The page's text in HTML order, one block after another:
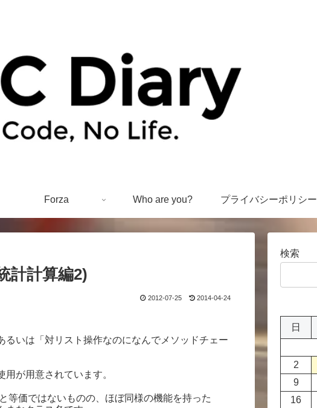
Forza Who are you? プライバシーポリシー
計計算編2)
2012-07-25 2014-04-24
いは「対リスト操作なのになんでメソッドチェー
が用意されています。
等価ではないものの、ほぼ同様の機能を持った
検索
日
2
9
16